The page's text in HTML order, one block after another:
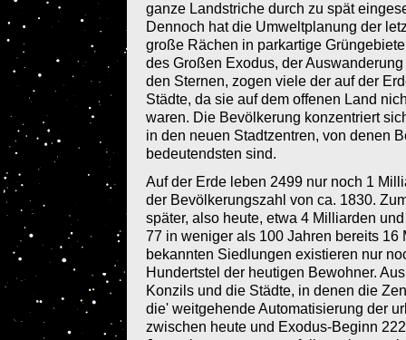
ganze Landstriche durch zu spät
Dennoch hat die Umweltplanung der
große Rächen in parkartige
des Großen Exodus, der
den Sternen, zogen viele der auf der
Städte, da sie auf dem offenen Land
waren. Die Bevölkerung konzentriert
in den neuen Stadtzentren, von denen
bedeutendsten sind.
Auf der Erde leben 2499 nur noch 1
der Bevölkerungszahl von ca. 1830.
später, also heute, etwa 4 Milliarden
77 in weniger als 100 Jahren bereits 16
bekannten Siedlungen existieren nur
Hundertstel der heutigen Bewohner.
Konzils und die Städte, in denen die
die' weitgehende Automatisierung der
zwischen heute und Exodus-Beginn